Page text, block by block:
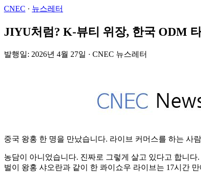
CNEC · 뉴스레터
JIYU처럼? K-뷰티 위장, 한국 ODM
발행일: 2026년 4월 27일 · CNEC 뉴스레터
중국 왕홍 한 명을 만났습니다. 라이브 커머스를 하는 사
농담이 아니었습니다. 진짜로 그렇게 살고 있다고 합니
벌이 왕홍 샤오란과 같이 한 콰이쇼우 라이브는 17시간